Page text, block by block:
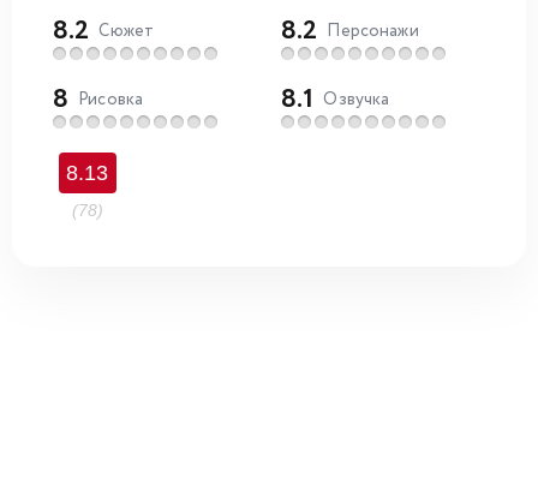
8.2 Сюжет 8.2 Персонажи
8 Рисовка 8.1 Озвучка
8.13
(78)